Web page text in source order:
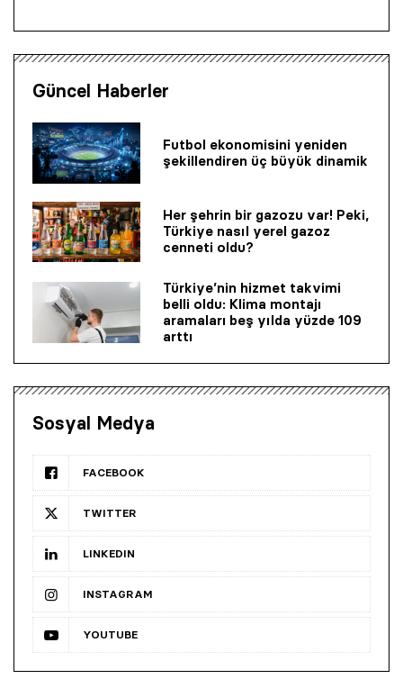
Güncel Haberler
Futbol ekonomisini yeniden
şekillendiren üç büyük dinamik
Her şehrin bir gazozu var! Peki,
Türkiye nasıl yerel gazoz
cenneti oldu?
Türkiye’nin hizmet takvimi
belli oldu: Klima montajı
aramaları beş yılda yüzde 109
arttı
Sosyal Medya
FACEBOOK
TWITTER
LINKEDIN
INSTAGRAM
YOUTUBE